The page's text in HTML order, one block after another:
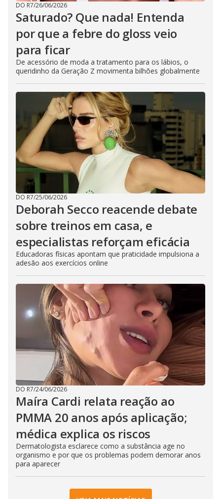
DO R7/26/06/2026
Saturado? Que nada! Entenda
por que a febre do gloss veio
para ficar
De acessório de moda a tratamento para os lábios, o
queridinho da Geração Z movimenta bilhões globalmente
DO R7/25/06/2026
Deborah Secco reacende debate
sobre treinos em casa, e
especialistas reforçam eficácia
Educadoras físicas apontam que praticidade impulsiona a
adesão aos exercícios online
DO R7/24/06/2026
Maíra Cardi relata reação ao
PMMA 20 anos após aplicação;
médica explica os riscos
Dermatologista esclarece como a substância age no
organismo e por que os problemas podem demorar anos
para aparecer